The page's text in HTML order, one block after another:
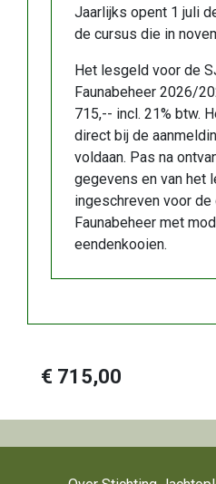
Jaarlijks opent 1 juli
de cursus die in
Het lesgeld voor de
Faunabeheer 2026/
715,-- incl. 21% btw.
direct bij de
voldaan. Pas na
gegevens en van het
ingeschreven voor
Faunabeheer met
eendenkooien.
€ 715,00